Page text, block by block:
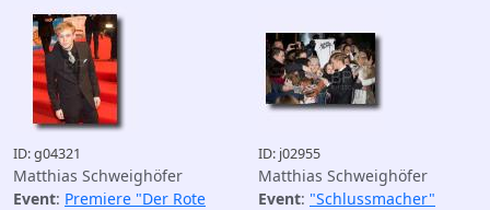
ID: g04321
Matthias Schweighöfer
Event: Premiere "Der Rote
ID: j02955
Matthias Schweighöfer
Event: "Schlussmacher"